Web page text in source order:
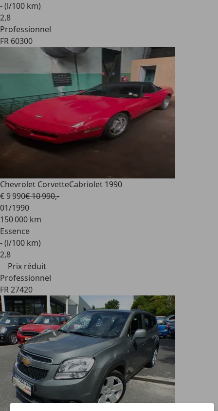
- (l/100 km)
2,8
Professionnel
FR 60300
Chevrolet CorvetteCabriolet 1990
€ 9 990€ 10 990,-
01/1990
150 000 km
Essence
- (l/100 km)
2,8
Prix réduit
Professionnel
FR 27420